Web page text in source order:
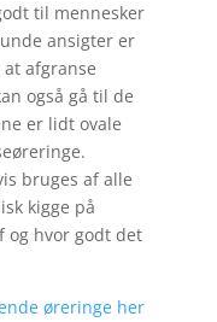
til mennesker
ansigter er
afgranse
også gå til de
er lidt ovale
bruges af alle
kigge på
og hvor godt det
øreringe her